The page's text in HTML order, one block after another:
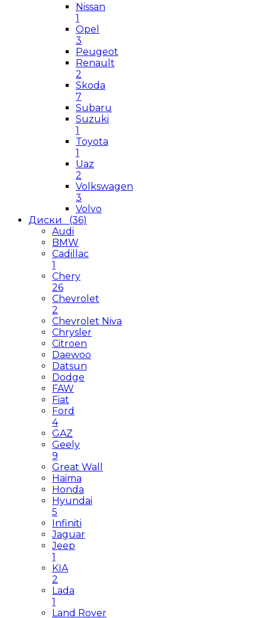
Nissan
1
Opel
3
Peugeot
Renault
2
Skoda
7
Subaru
Suzuki
1
Toyota
1
Uaz
2
Volkswagen
3
Volvo
Диски (36)
Audi
BMW
Cadillac
1
Chery
26
Chevrolet
2
Chevrolet Niva
Chrysler
Citroen
Daewoo
Datsun
Dodge
FAW
Fiat
Ford
4
GAZ
Geely
9
Great Wall
Haima
Honda
Hyundai
5
Infiniti
Jaguar
Jeep
1
KIA
2
Lada
1
Land Rover